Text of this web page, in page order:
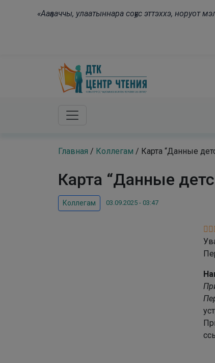
«Ааҕааччы, улаатыннара соҕус эттэххэ,
Главная / Коллегам / Карта “Данные
Карта “Данные
Коллегам 03.09.2025 - 03:47